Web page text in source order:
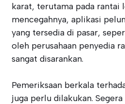
karat, terutama pada rantai
mencegahnya, aplikasi
yang tersedia di pasar,
oleh perusahaan penyedia
sangat disarankan.
Pemeriksaan berkala
juga perlu dilakukan.